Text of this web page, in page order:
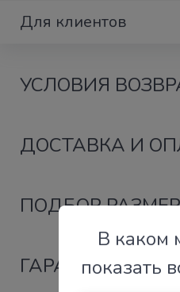
В каком
показать
Для клиентов
УСЛОВИЯ
ДОСТАВКА И
ПОДБОР
ГАРАНТИИ